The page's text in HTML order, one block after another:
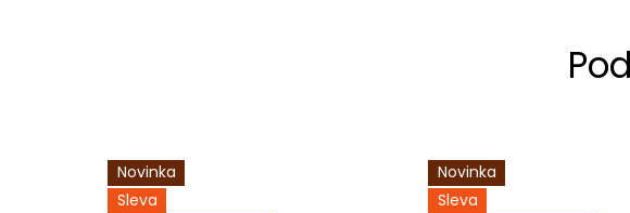
Novinka
Sleva
Novinka
Sleva